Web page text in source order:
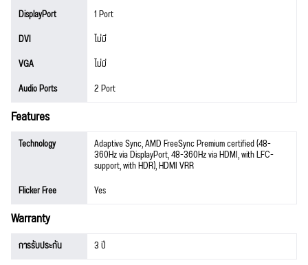
DisplayPort
1 Port
DVI
ไม่มี
VGA
ไม่มี
Audio Ports
2 Port
Features
Technology Adaptive Sync, AMD FreeSync Premium certified (48-
360Hz via DisplayPort, 48-360Hz via HDMI, with LFC-
support, with HDR), HDMI VRR
Flicker Free
Yes
Warranty
การรับประกัน 3 ปี